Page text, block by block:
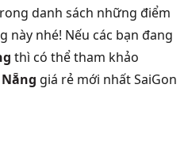
danh sách những điểm
này nhé! Nếu các bạn đang
thì có thể tham khảo
giá rẻ mới nhất SaiGon